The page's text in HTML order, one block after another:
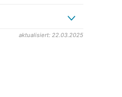
aktualisiert: 22.03.2025